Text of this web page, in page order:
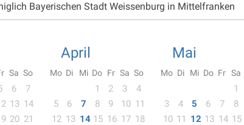
Bayerischen Stadt Weissenburg in Mittelfranken
Sa So
6
7
13 14
20 21
April
Mo Di Mi Do Fr Sa So
1 2 3
4
5
6 7 8 9 10 11
12 13 14 15 16 17 18
Mai
Mo Di Mi Do Fr Sa
1
3
4 5 6 7 8
10 11 12 13 14 15